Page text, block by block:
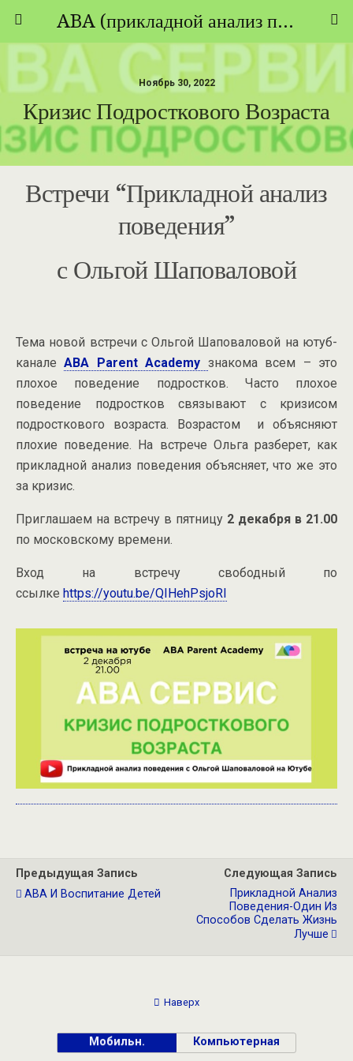
ABA (прикладной анализ поведения) - ТЕОРИЯ И ПРАКТИКА
Ноябрь 30, 2022
Кризис Подросткового Возраста
Встречи “Прикладной анализ
поведения”
с Ольгой Шаповаловой
Тема новой встречи с Ольгой Шаповаловой на ютуб-
каналеABA Parent Academy знакома всем – это
плохое поведение подростков. Часто плохое
поведение подростков связывают с кризисом
подросткового возраста. Возрастом и объясняют
плохие поведение. На встрече Ольга разберет, как
прикладной анализ поведения объясняет, что же это
за кризис.
Приглашаем на встречу в пятницу 2 декабря в 21.00
по московскому времени.
Вход на встречу свободный по
ссылке https://youtu.be/QIHehPsjoRI
Предыдущая Запись
АВА И Воспитание Детей
Следующая Запись
Прикладной Анализ
Поведения-Один Из
Способов Сделать Жизнь
Лучше
Наверх
Мобильн. Компьютерная